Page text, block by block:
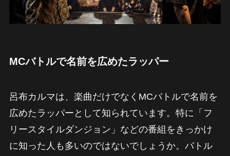
MCバトルで名前を広めたラッパー
呂布カルマは、楽曲だけでなくMCバトルで名前を
広めたラッパーとして知られています。特に「フ
リースタイルダンジョン」などの番組をきっかけ
に知った人も多いのではないでしょうか。バトル